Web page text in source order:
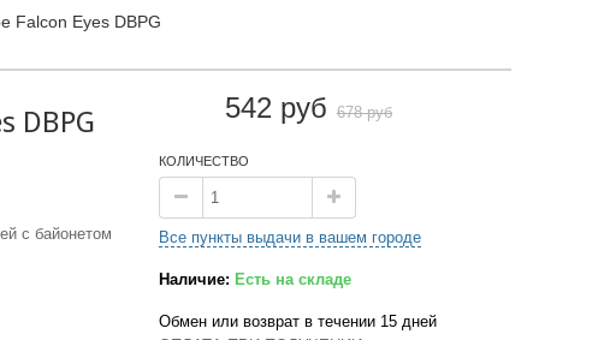
Falcon Eyes DBPG
DBPG
с байонетом
542 руб 678 руб
КОЛИЧЕСТВО
Все пункты выдачи в вашем городе
Наличие: Есть на складе
Обмен или возврат в течении 15 дней